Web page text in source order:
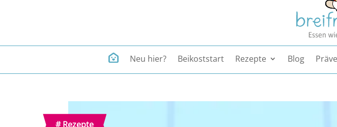
Neu hier? Beikoststart Rezepte Blog
#Rezepte